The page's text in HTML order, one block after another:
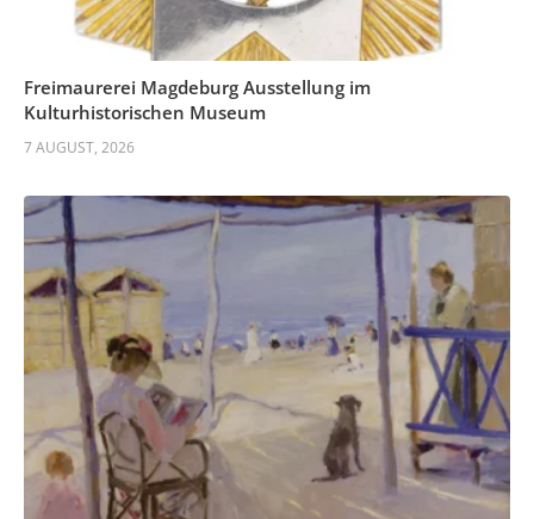
Freimaurerei Magdeburg Ausstellung im
Kulturhistorischen Museum
7 AUGUST, 2026